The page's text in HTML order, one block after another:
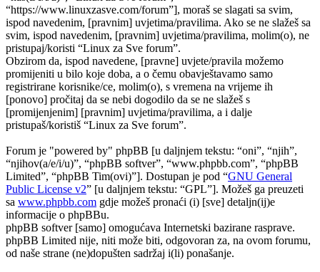
“https://www.linuxzasve.com/forum”], moraš se slagati sa svim,
ispod navedenim, [pravnim] uvjetima/pravilima. Ako se ne slažeš sa
svim, ispod navedenim, [pravnim] uvjetima/pravilima, molim(o), ne
pristupaj/koristi “Linux za Sve forum”.
Obzirom da, ispod navedene, [pravne] uvjete/pravila možemo
promijeniti u bilo koje doba, a o čemu obavještavamo samo
registrirane korisnike/ce, molim(o), s vremena na vrijeme ih
[ponovo] pročitaj da se nebi dogodilo da se ne slažeš s
[promijenjenim] [pravnim] uvjetima/pravilima, a i dalje
pristupaš/koristiš “Linux za Sve forum”.
Forum je "powered by" phpBB [u daljnjem tekstu: “oni”, “njih”,
“njihov(a/e/i/u)”, “phpBB softver”, “www.phpbb.com”, “phpBB
Limited”, “phpBB Tim(ovi)”]. Dostupan je pod “GNU General
Public License v2” [u daljnjem tekstu: “GPL”]. Možeš ga preuzeti
sa www.phpbb.com gdje možeš pronaći (i) [sve] detaljn(ij)e
informacije o phpBBu.
phpBB softver [samo] omogućava Internetski bazirane rasprave.
phpBB Limited nije, niti može biti, odgovoran za, na ovom forumu,
od naše strane (ne)dopušten sadržaj i(li) ponašanje.